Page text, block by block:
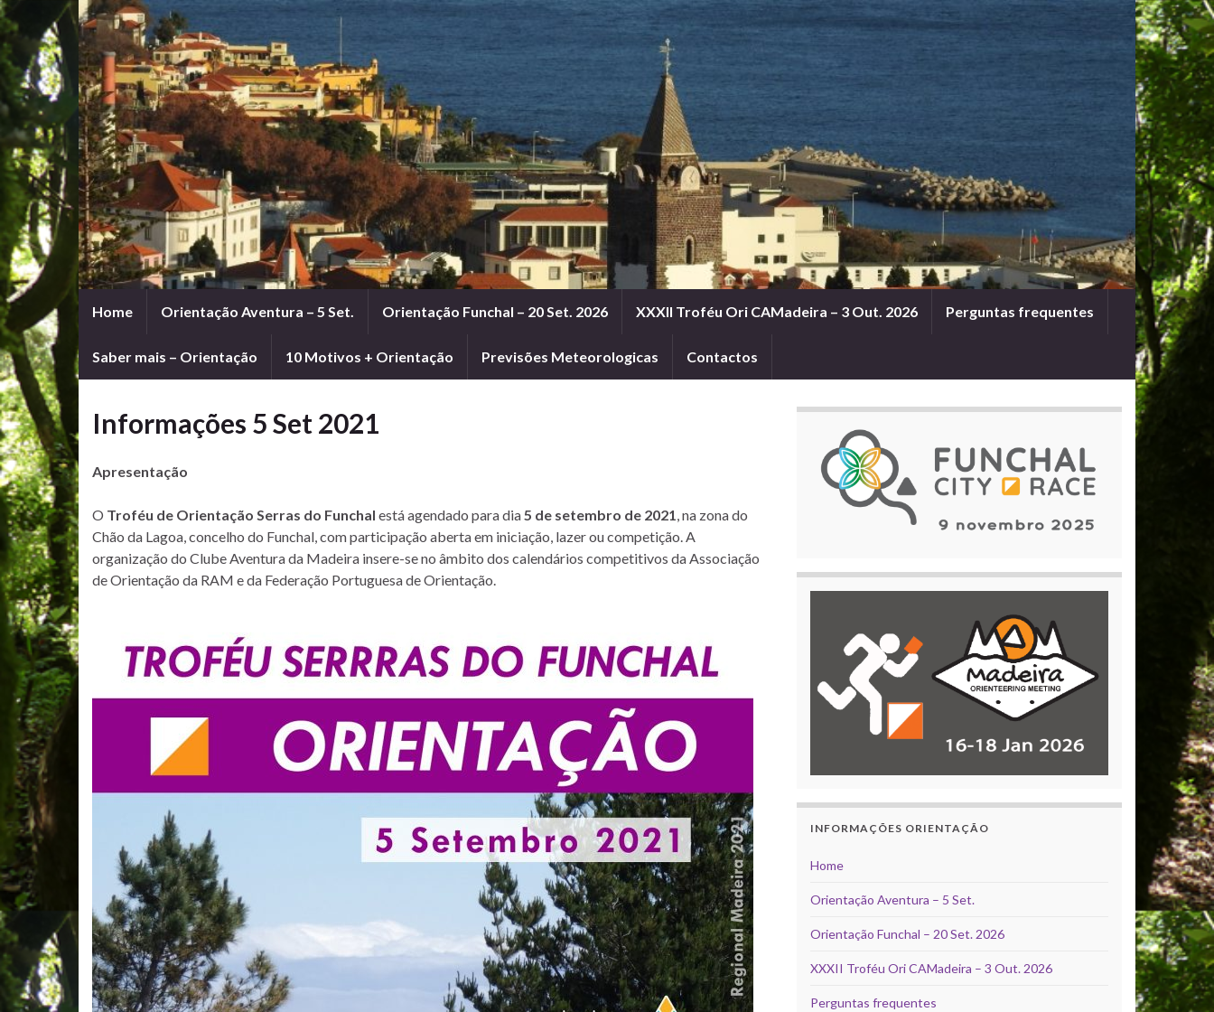
Home Orientação Aventura – 5 Set. Orientação Funchal – 20 Set. 2026 XXXII Troféu Ori CAMadeira – 3 Out. 2026 Perguntas frequentes
Saber mais – Orientação 10 Motivos + Orientação Previsões Meteorologicas Contactos
Informações 5 Set 2021
Apresentação
O Troféu de Orientação Serras do Funchal está agendado para dia5 de setembro de 2021, na zona do
Chão da Lagoa, concelho do Funchal, com participação aberta em iniciação, lazer ou competição. A
organização do Clube Aventura da Madeira insere-se no âmbito dos calendários competitivos da Associação
de Orientação da RAM e da Federação Portuguesa de Orientação.
INFORMAÇÕES ORIENTAÇÃO
Home
Orientação Aventura – 5 Set.
Orientação Funchal – 20 Set. 2026
XXXII Troféu Ori CAMadeira – 3 Out. 2026
Perguntas frequentes